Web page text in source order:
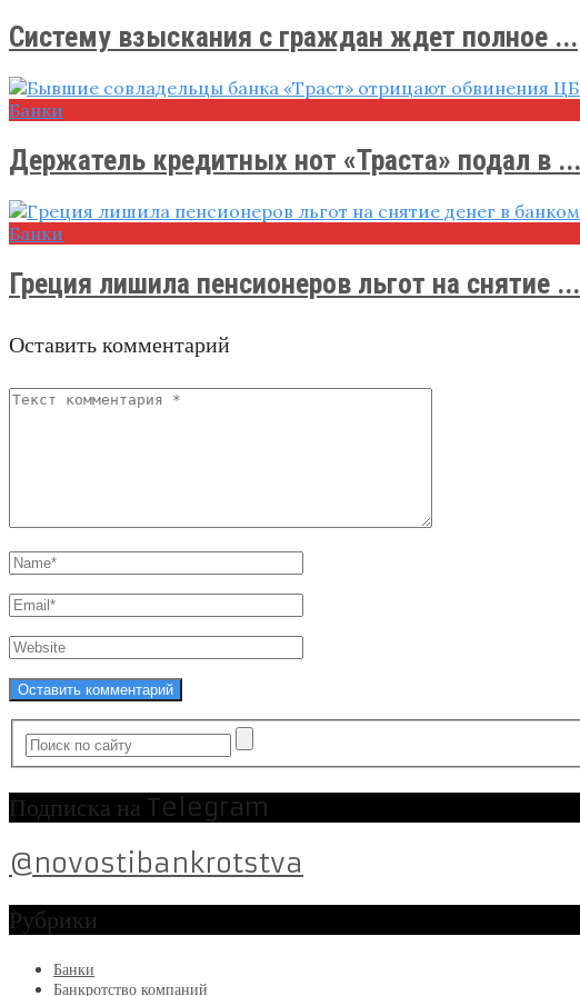
Систему взыскания с граждан ждет полное ...
Банки
Держатель кредитных нот «Траста» подал в ...
Банки
Греция лишила пенсионеров льгот на снятие ...
Оставить комментарий
Подписка на Telegram
@novostibankrotstva
Рубрики
Банки
Банкротство компаний